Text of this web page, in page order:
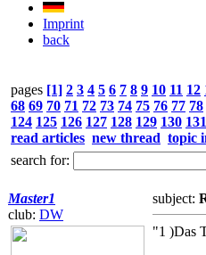
Imprint
back
pages [1] 2 3 4 5 6 7 8 9 10 11 12
68 69 70 71 72 73 74 75 76 77 78
124 125 126 127 128 129 130 131
read articles new thread topic
search for:
Master1
club: DW
subject:
"1 )Das